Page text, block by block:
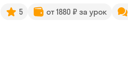
5 от 1880 ₽ за урок